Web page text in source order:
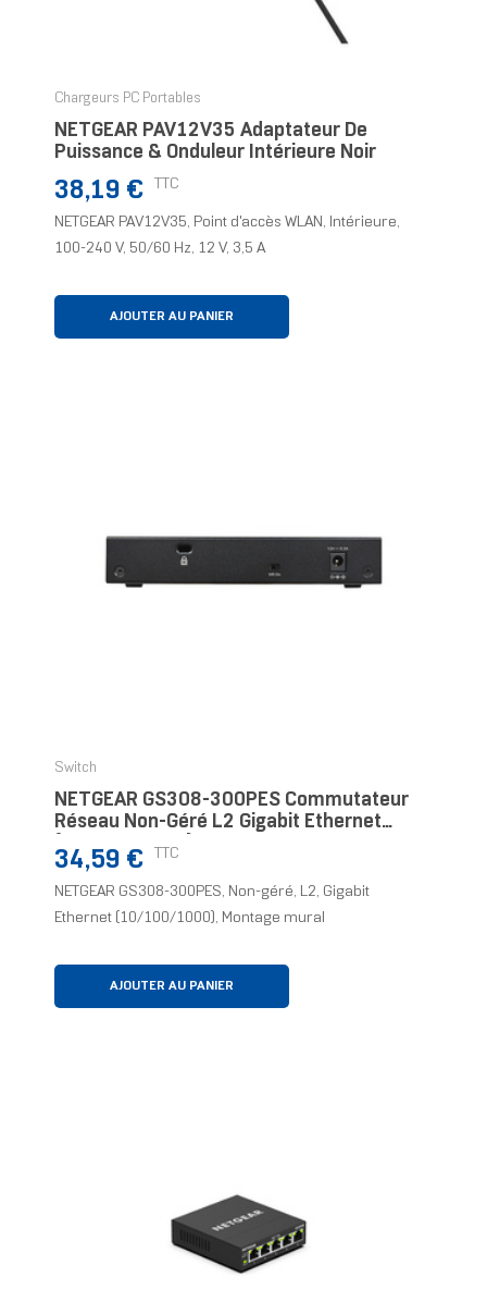
Chargeurs PC Portables
NETGEAR PAV12V35 Adaptateur De
Puissance & Onduleur Intérieure Noir
Prix
38,19 € TTC
NETGEAR PAV12V35, Point d'accès WLAN, Intérieure,
100-240 V, 50/60 Hz, 12 V, 3,5 A
AJOUTER AU PANIER
Switch
NETGEAR GS308-300PES Commutateur
Réseau Non-Géré L2 Gigabit Ethernet
(10/100/1000) Noir
Prix
34,59 € TTC
NETGEAR GS308-300PES, Non-géré, L2, Gigabit
Ethernet (10/100/1000), Montage mural
AJOUTER AU PANIER